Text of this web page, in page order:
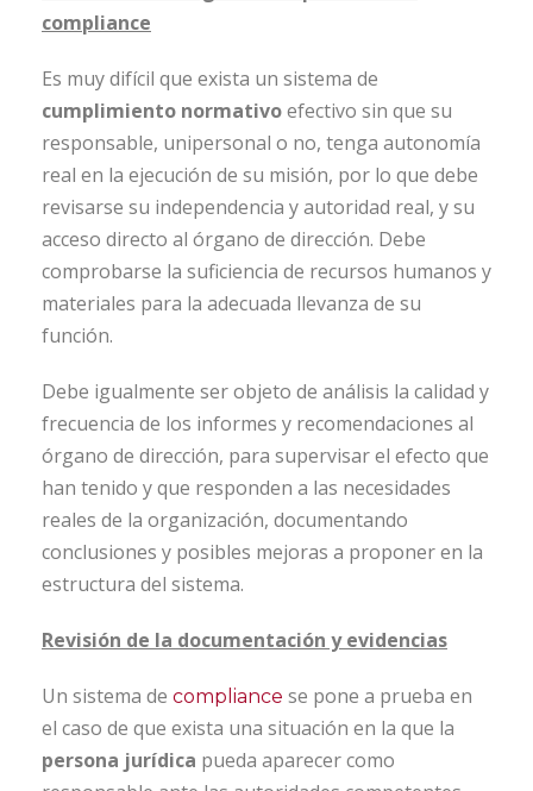
compliance
Es muy difícil que exista un sistema de
cumplimiento normativoefectivo sin que su
responsable, unipersonal o no, tenga autonomía
real en la ejecución de su misión, por lo que debe
revisarse su independencia y autoridad real, y su
acceso directo al órgano de dirección. Debe
comprobarse la suficiencia de recursos humanos y
materiales para la adecuada llevanza de su
función.
Debe igualmente ser objeto de análisis la calidad y
frecuencia de los informes y recomendaciones al
órgano de dirección, para supervisar el efecto que
han tenido y que responden a las necesidades
reales de la organización, documentando
conclusiones y posibles mejoras a proponer en la
estructura del sistema.
Revisión de la documentación y evidencias
Un sistema de compliance se pone a prueba en
el caso de que exista una situación en la que la
persona jurídica pueda aparecer como